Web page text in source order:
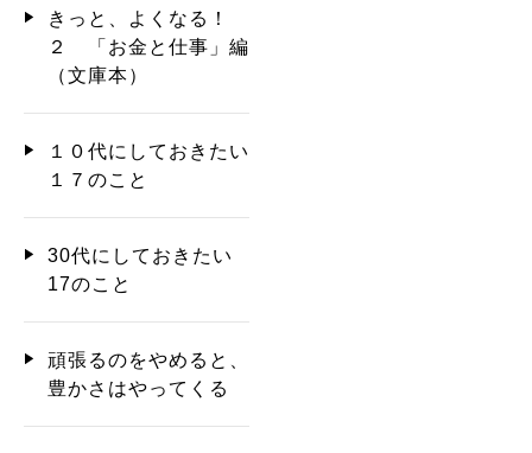
きっと、よくなる！
２ 「お金と仕事」編
（文庫本）
１０代にしておきたい
１７のこと
30代にしておきたい
17のこと
頑張るのをやめると、
豊かさはやってくる